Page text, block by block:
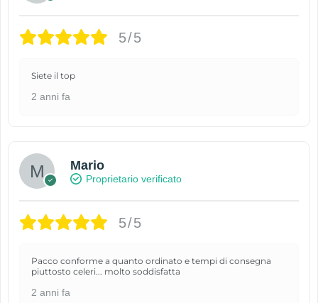
5/5
Siete il top
2 anni fa
Mario
Proprietario verificato
5/5
Pacco conforme a quanto ordinato e tempi di consegna
piuttosto celeri... molto soddisfatta
2 anni fa